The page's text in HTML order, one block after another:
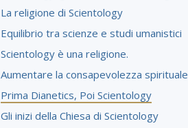
La religione di Scientology
Equilibrio tra scienze e studi umanistici
Scientology è una religione.
Aumentare la consapevolezza spirituale
Prima Dianetics, Poi Scientology
Gli inizi della Chiesa di Scientology